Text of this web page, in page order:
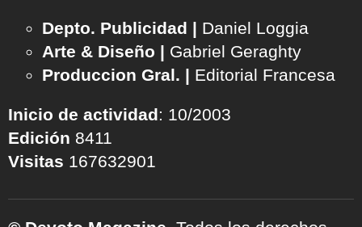
Depto. Publicidad | Daniel Loggia
Arte & Diseño | Gabriel Geraghty
Produccion Gral. | Editorial Francesa
Inicio de actividad: 10/2003
Edición 8411
Visitas 167632901